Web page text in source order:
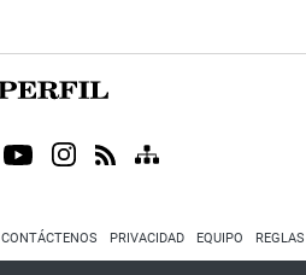
CONTÁCTENOS PRIVACIDAD EQUIPO